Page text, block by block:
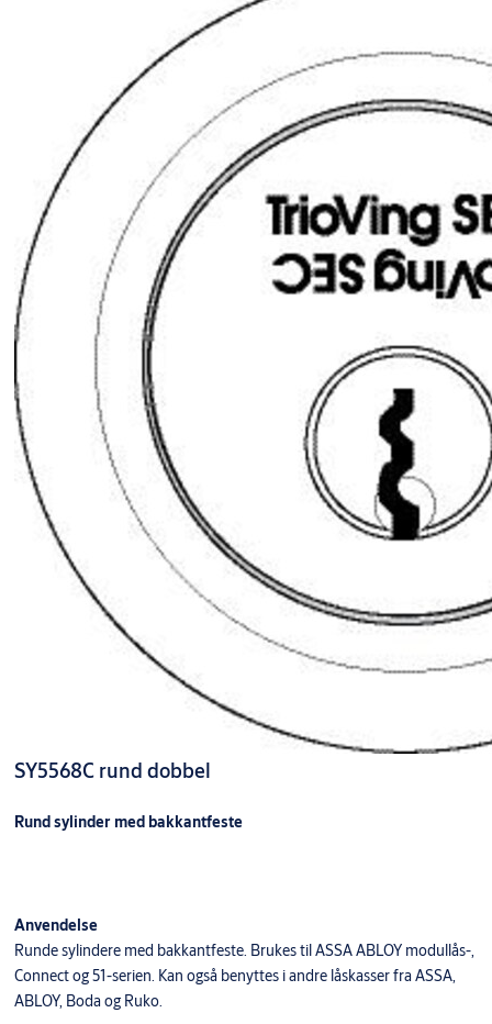
SY5568C rund dobbel
Rund sylinder med bakkantfeste
Anvendelse
Runde sylindere med bakkantfeste. Brukes til ASSA ABLOY modullås-,
Connect og 51-serien. Kan også benyttes i andre låskasser fra ASSA,
ABLOY, Boda og Ruko.